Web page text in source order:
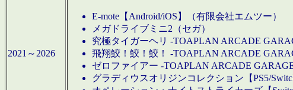
2021～2026
E-mote【Android/iOS】（有限会社エムツー）
メガドライブミニ2（セガ）
究極タイガーヘリ -TOAPLAN ARCADE
飛翔鮫！鮫！鮫！ -TOAPLAN ARCADE
ゼロファイアー -TOAPLAN ARCADE
グラディウスオリジンコレクション【PS5/